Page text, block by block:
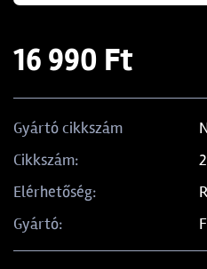
16 990 Ft
Gyártó cikkszám
Cikkszám:
Elérhetőség:
Gyártó: